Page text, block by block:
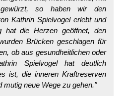
so haben wir den
Kathrin Spielvogel erlebt und
hat die Herzen geöffnet, den
Brücken geschlagen für
ob aus gesundheitlichen oder
Spielvogel hat deutlich
ist, die inneren Kraftreserven
mutig neue Wege zu gehen."